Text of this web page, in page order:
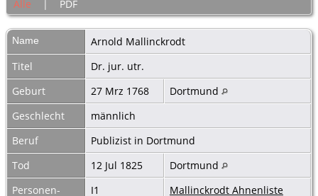
Alle | PDF
Name Arnold Mallinckrodt
Titel
Dr. jur. utr.
Geburt
27 Mrz 1768
Dortmund
Geschlecht
männlich
Beruf
Publizist in Dortmund
Tod
12 Jul 1825
Dortmund
Personen-
I1 Mallinckrodt Ahnenliste